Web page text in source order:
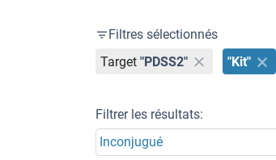
Filtres sélectionnés
Target "PDSS2" "Kit"
Filtrer les résultats:
Inconjugué